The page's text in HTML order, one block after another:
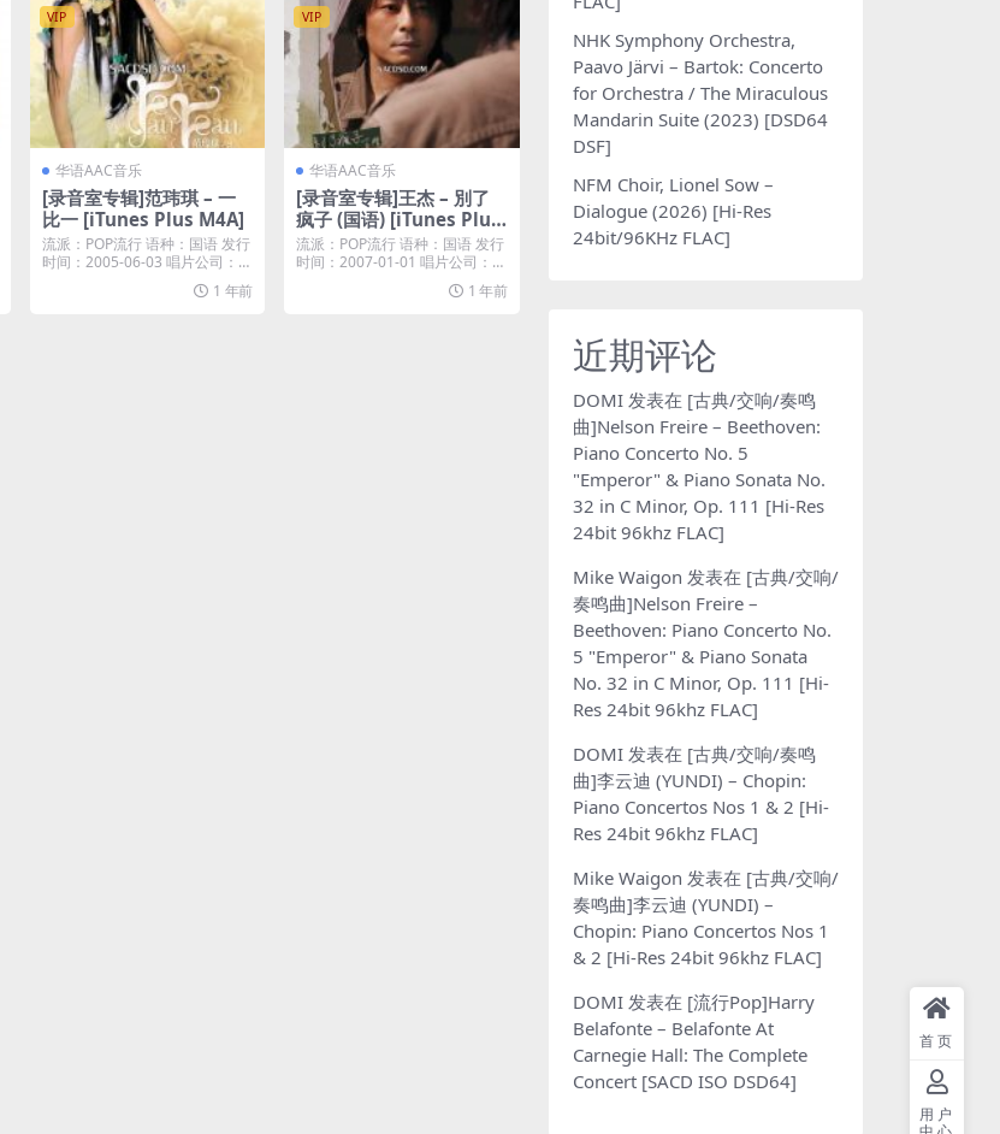
VIP
华语AAC音乐
[录音室专辑]范玮琪 – 一
比一 [iTunes Plus M4A]
流派：POP流行 语种：国语 发行
时间：2005-06-03 唱片公司：福
1 年前
VIP
华语AAC音乐
[录音室专辑]王杰 – 別了
疯子 (国语) [iTunes Plus
M4A]
流派：POP流行 语种：国语 发行
时间：2007-01-01 唱片公司：英
1 年前
NHK Symphony Orchestra,
Paavo Järvi – Bartok: Concerto
for Orchestra / The Miraculous
Mandarin Suite (2023) [DSD64
DSF]
NFM Choir, Lionel Sow –
Dialogue (2026) [Hi-Res
24bit/96KHz FLAC]
近期评论
DOMI 发表在 [古典/交响/奏鸣
曲]Nelson Freire – Beethoven:
Piano Concerto No. 5
"Emperor" & Piano Sonata No.
32 in C Minor, Op. 111 [Hi-Res
24bit 96khz FLAC]
Mike Waigon 发表在 [古典/交响/
奏鸣曲]Nelson Freire –
Beethoven: Piano Concerto No.
5 "Emperor" & Piano Sonata
No. 32 in C Minor, Op. 111 [Hi-
Res 24bit 96khz FLAC]
DOMI 发表在 [古典/交响/奏鸣
曲]李云迪 (YUNDI) – Chopin:
Piano Concertos Nos 1 & 2 [Hi-
Res 24bit 96khz FLAC]
Mike Waigon 发表在 [古典/交响/
奏鸣曲]李云迪 (YUNDI) –
Chopin: Piano Concertos Nos 1
& 2 [Hi-Res 24bit 96khz FLAC]
DOMI 发表在 [流行Pop]Harry
Belafonte – Belafonte At
Carnegie Hall: The Complete
Concert [SACD ISO DSD64]
首页
用户